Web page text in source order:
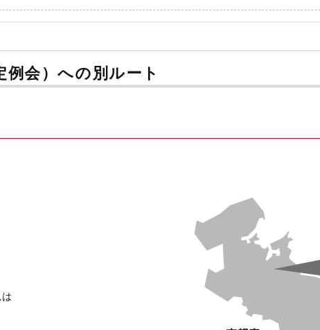
例会）への別ルート